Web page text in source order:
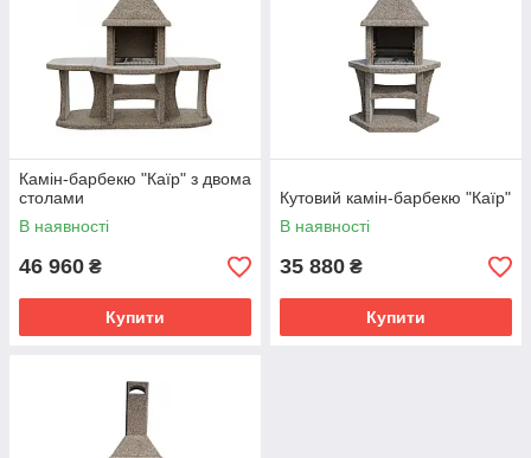
Камін-барбекю "Каїр" з двома
столами
В наявності
46 960 ₴
Купити
Кутовий камін-барбекю "Каїр"
В наявності
35 880 ₴
Купити